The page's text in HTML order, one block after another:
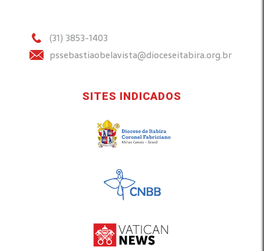
(31) 3853-1403
pssebastiaobelavista@dioceseitabira.org.br
SITES INDICADOS